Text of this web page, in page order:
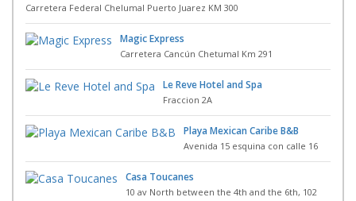
Carretera Federal Chelumal Puerto Juarez KM 300
Magic Express
Carretera Cancún Chetumal Km 291
Le Reve Hotel and Spa
Fraccion 2A
Playa Mexican Caribe B&B
Avenida 15 esquina con calle 16
Casa Toucanes
10 av North between the 4th and the 6th, 102